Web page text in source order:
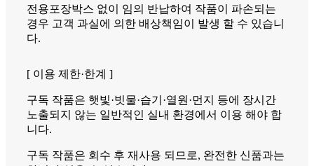
전용포장박스 없이 임의 반납하여 작품이 파손되는
경우 고객 과실에 의한 배상책임이 발생 할 수 있습니
다.
[ 이용 제한·한계 ]
구독 작품은 햇빛·빗물·습기·열원·먼지 등에 장시간
노출되지 않는 일반적인 실내 환경에서 이용 해야 합
니다.
구독 작품은 회수 후 재사용 되므로, 완전한 신품과는